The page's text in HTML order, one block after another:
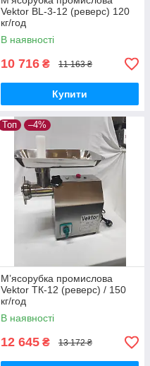
Vektor BL-3-12 (реверс) 120
кг/год
В наявності
10 716 ₴ 11 163 ₴
Купити
Топ –4%
М’ясорубка промислова
Vektor ТК-12 (реверс) / 150
кг/год
В наявності
12 645 ₴ 13 172 ₴